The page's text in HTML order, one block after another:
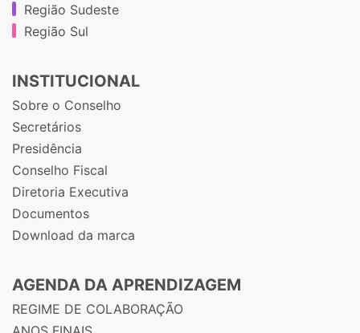
Região Sudeste
Região Sul
INSTITUCIONAL
Sobre o Conselho
Secretários
Presidência
Conselho Fiscal
Diretoria Executiva
Documentos
Download da marca
AGENDA DA APRENDIZAGEM
REGIME DE COLABORAÇÃO